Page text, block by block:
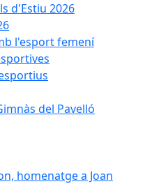
d'Estiu 2026
l'esport femení
del Pavelló
homenatge a Joan